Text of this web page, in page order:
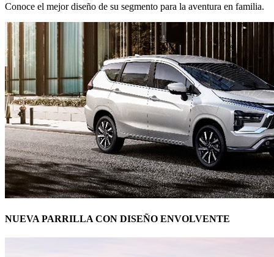
Conoce el mejor diseño de su segmento para la aventura en familia.
NUEVA PARRILLA CON DISEÑO ENVOLVENTE